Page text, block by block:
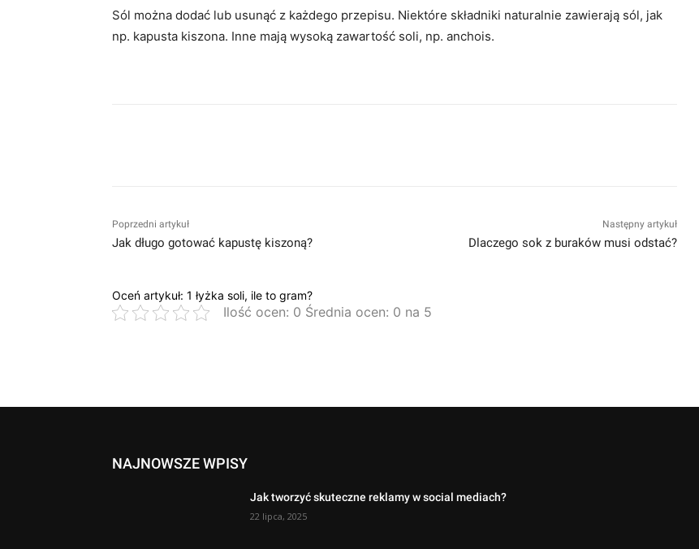
Sól można dodać lub usunąć z każdego przepisu. Niektóre składniki naturalnie zawierają sól, jak
np. kapusta kiszona. Inne mają wysoką zawartość soli, np. anchois.
Poprzedni artykuł
Jak długo gotować kapustę kiszoną?
Następny artykuł
Dlaczego sok z buraków musi odstać?
Oceń artykuł: 1 łyżka soli, ile to gram?
Ilość ocen: 0 Średnia ocen: 0 na 5
NAJNOWSZE WPISY
Jak tworzyć skuteczne reklamy w social mediach?
22 lipca, 2025